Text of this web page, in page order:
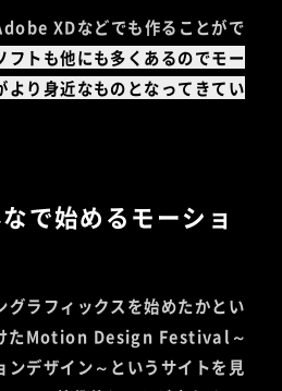
XDなどでも作ることがで
フトも他にも多くあるのでモー
より身近なものとなってきてい
で始めるモーショ
グラフィックスを始めたかとい
たMotion Design Festival～
ンデザイン～というサイトを見